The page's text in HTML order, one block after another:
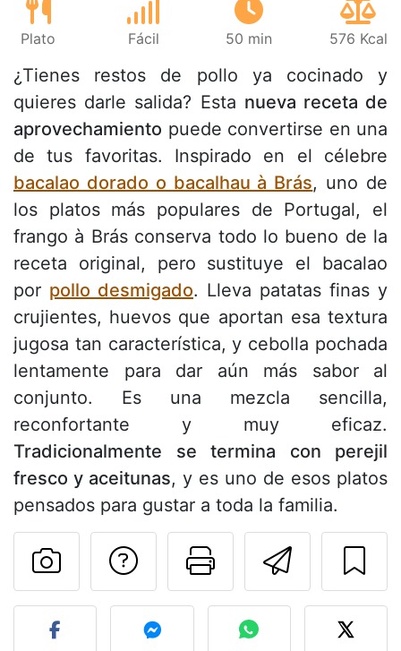
Plato Fácil 50 min 576 Kcal
¿Tienes restos de pollo ya cocinado y
quieres darle salida? Esta nueva receta de
aprovechamiento puede convertirse en una
de tus favoritas. Inspirado en el célebre
bacalao dorado o bacalhau à Brás, uno de
los platos más populares de Portugal, el
frango à Brás conserva todo lo bueno de la
receta original, pero sustituye el bacalao
por pollo desmigado. Lleva patatas finas y
crujientes, huevos que aportan esa textura
jugosa tan característica, y cebolla pochada
lentamente para dar aún más sabor al
conjunto. Es una mezcla sencilla,
reconfortante y muy eficaz.
Tradicionalmente se termina con perejil
fresco y aceitunas, y es uno de esos platos
pensados para gustar a toda la familia.
Imprimir
Preguntar al autor
Publicar la foto de esta